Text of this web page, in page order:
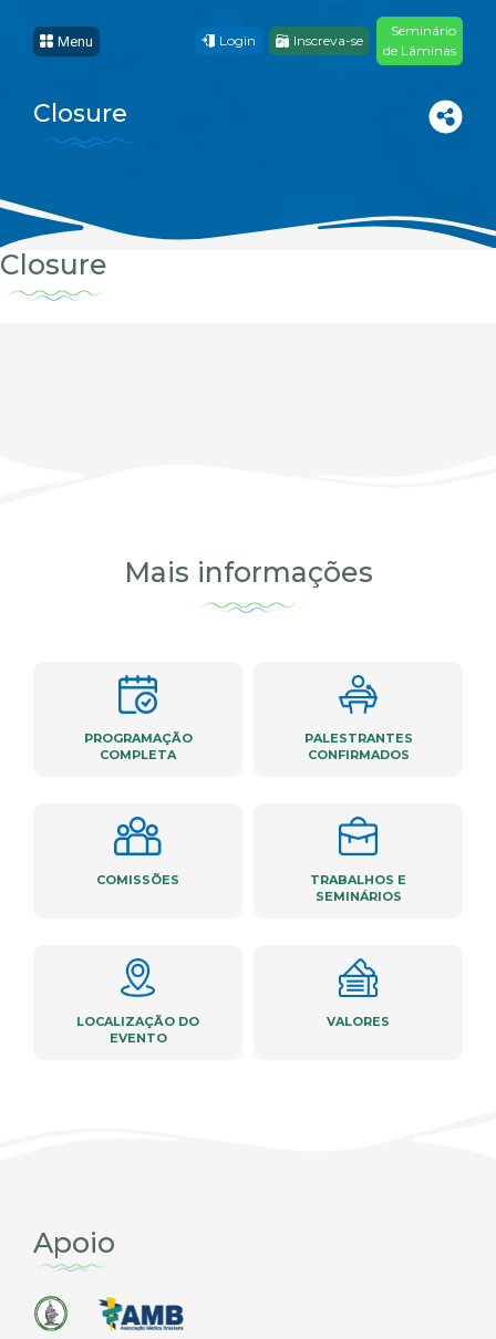
Closure
Menu Login Inscreva-se
Seminário
de Lâminas
Closure
Mais informações
PROGRAMAÇÃO
COMPLETA
PALESTRANTES
CONFIRMADOS
COMISSÕES
TRABALHOS E
SEMINÁRIOS
LOCALIZAÇÃO DO
EVENTO
VALORES
Apoio